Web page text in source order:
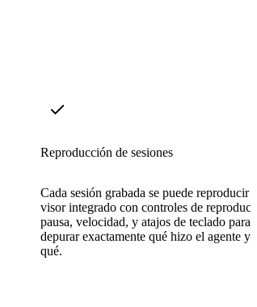
Reproducción de sesiones
Cada sesión grabada se puede reproducir
visor integrado con controles de
pausa, velocidad, y atajos de teclado para
depurar exactamente qué hizo el agente y
qué.